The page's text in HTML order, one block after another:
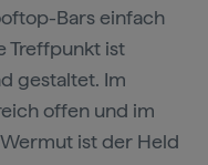
Bars einfach
Treffpunkt ist
gestaltet. Im
offen und im
ist der Held